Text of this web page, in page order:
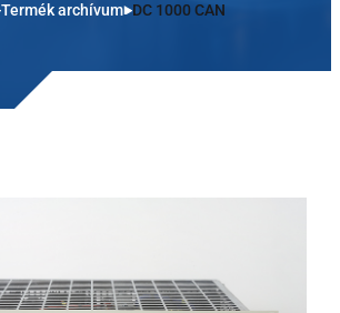
Termék archívum DC 1000 CAN